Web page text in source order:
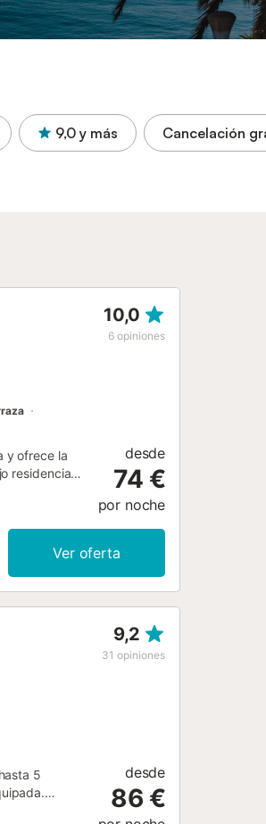
9,0 y más Cancelación
10,0
6 opiniones
y ofrece la
residencial
familiares
de una de las
hay
propio y
(a 5
El entorno
y
desde
74 €
por noche
Ver oferta
9,2
31 opiniones
5
desde
86 €